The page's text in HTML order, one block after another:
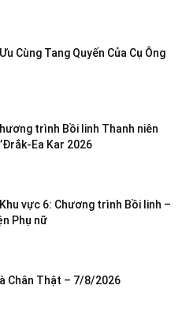
Cùng Tang Quyến Của Cụ Ông
trình Bồi linh Thanh niên
Ea Kar 2026
vực 6: Chương trình Bồi linh –
Phụ nữ
Chân Thật – 7/8/2026